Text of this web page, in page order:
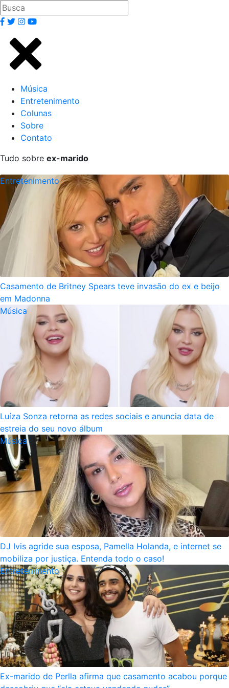
Música
Entretenimento
Colunas
Sobre
Contato
Tudo sobre ex-marido
Entretenimento
Casamento de Britney Spears teve invasão do ex e beijo
em Madonna
Música
Luíza Sonza retorna as redes sociais e anuncia data de
estreia do seu novo álbum
Música
DJ Ivis agride sua esposa, Pamella Holanda, e internet se
mobiliza por justiça. Entenda todo o caso!
Entretenimento
Ex-marido de Perlla afirma que casamento acabou porque